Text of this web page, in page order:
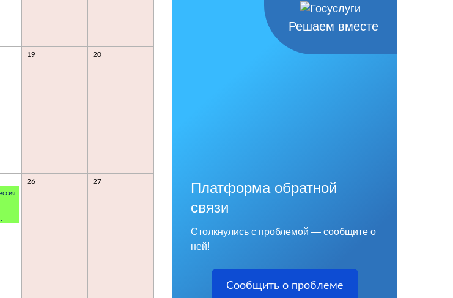
19 20
26 27
Решаем вместе
Платформа обратной
связи
Столкнулись с проблемой — сообщите о
ней!
Сообщить о проблеме